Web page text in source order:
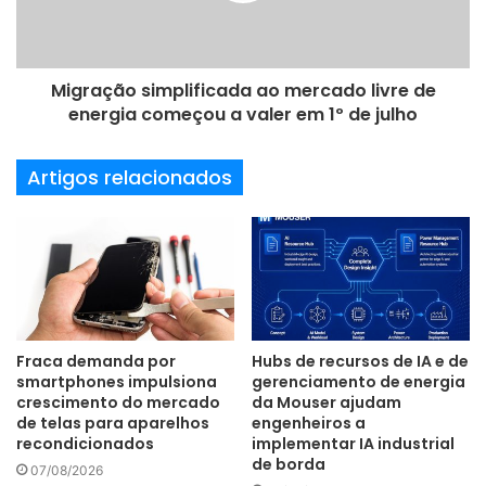
fábricas, encontros governamentais e atividades com o
mercado, fortalecendo a visibilidade do APL do Vale da
Eletrônica, classificado como APL-04 Pleno – o mais
Um dos destaques da última edição, o Tecnogame Fivel,
retorna este ano com categorias voltadas a visitantes,
acadêmicos e negócios. Por meio do aplicativo da feira, os
participantes poderão interagir, cumprir desafios e
concorrer a prêmios em cada área.
Migração simplificada ao mercado livre de
energia começou a valer em 1º de julho
Artigos relacionados
Fraca demanda por
smartphones impulsiona
crescimento do mercado
de telas para aparelhos
recondicionados
07/08/2026
Hubs de recursos de IA e de
gerenciamento de energia
da Mouser ajudam
engenheiros a
implementar IA industrial
de borda